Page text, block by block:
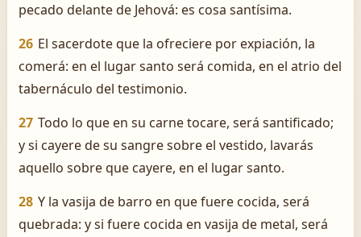
pecado delante de Jehová: es cosa santísima.
26 El sacerdote que la ofreciere por expiación, la
comerá: en el lugar santo será comida, en el atrio del
tabernáculo del testimonio.
27 Todo lo que en su carne tocare, será santificado;
y si cayere de su sangre sobre el vestido, lavarás
aquello sobre que cayere, en el lugar santo.
28 Y la vasija de barro en que fuere cocida, será
quebrada: y si fuere cocida en vasija de metal, será